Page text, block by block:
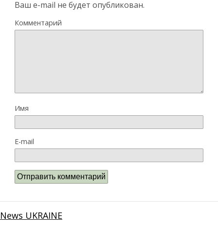
Ваш e-mail не будет опубликован.
Комментарий
Имя
E-mail
News UKRAINE